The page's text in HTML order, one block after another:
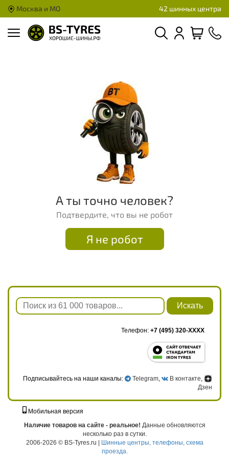
Москва и МО 42 шинных центра
А ты точно человек?
Подтвердите, что вы не робот
Я не робот
Искать
Телефон: +7 (495) 320-XXXX
Подписывайтесь на наши каналы: Telegram , В контакте
Дзен
Мобильная версия
Наличие товаров на сайте - реальное! Данные обновляются
несколько раз в сутки.
2006-2026 © BS-Tyres.ru | Шинные центры, телефоны, схема
проезда.